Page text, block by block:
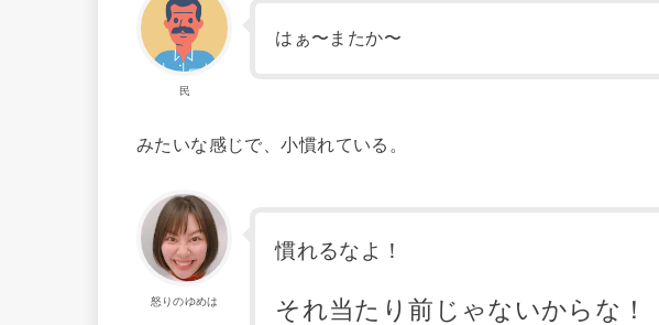
民
はぁ〜またか〜
みたいな感じで、小慣れている。
怒りのゆめは
慣れるなよ！
それ当たり前じゃないからな！